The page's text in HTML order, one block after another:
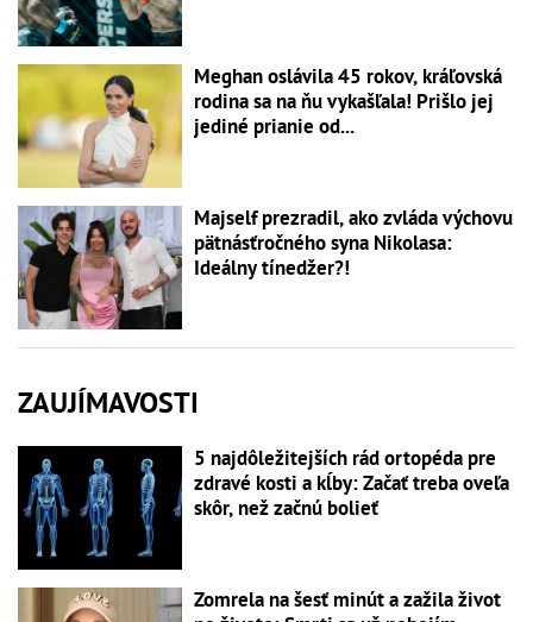
Meghan oslávila 45 rokov, kráľovská
rodina sa na ňu vykašľala! Prišlo jej
jediné prianie od...
Majself prezradil, ako zvláda výchovu
pätnásťročného syna Nikolasa:
Ideálny tínedžer?!
ZAUJÍMAVOSTI
5 najdôležitejších rád ortopéda pre
zdravé kosti a kĺby: Začať treba oveľa
skôr, než začnú bolieť
Zomrela na šesť minút a zažila život